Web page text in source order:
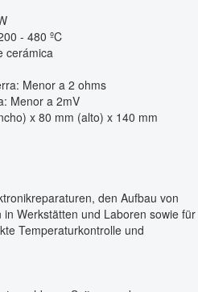
- 480 ºC
cerámica
Menor a 2 ohms
Menor a 2mV
x 80 mm (alto) x 140 mm
den Aufbau von
Werkstätten und Laboren sowie für
Temperaturkontrolle und